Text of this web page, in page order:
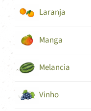
Laranja
Manga
Melancia
Vinho